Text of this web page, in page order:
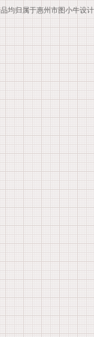
均归属于惠州市图小牛设